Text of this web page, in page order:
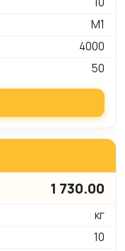
М1
4000
50
1 730.00
кг
10